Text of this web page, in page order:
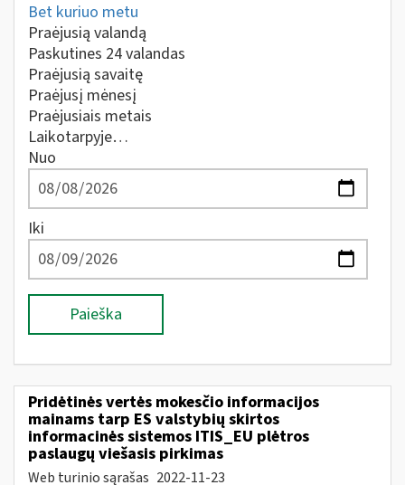
Bet kuriuo metu
Praėjusią valandą
Paskutines 24 valandas
Praėjusią savaitę
Praėjusį mėnesį
Praėjusiais metais
Laikotarpyje…
Nuo
Iki
Paieška
Pridėtinės vertės mokesčio informacijos
mainams tarp ES valstybių skirtos
informacinės sistemos ITIS_EU plėtros
paslaugų viešasis pirkimas
Web turinio sąrašas 2022-11-23